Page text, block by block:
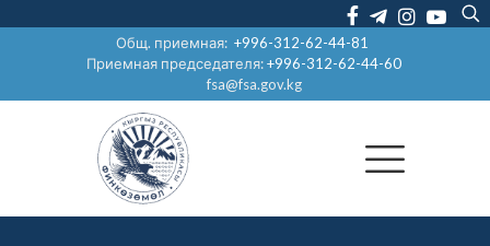
Общ. приемная:+996-312-62-44-81
Приемная председателя:+996-312-62-44-60
fsa@fsa.gov.kg